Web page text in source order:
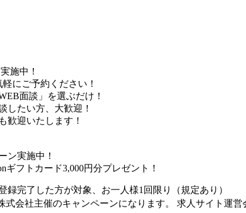
施中！
にご予約ください！
面談」を選ぶだけ！
したい方、大歓迎！
歓迎いたします！
ン実施中！
ギフトカード3,000円分プレゼント！
完了した方が対象、お一人様1回限り（規定あり）
会社主催のキャンペーンになります。 求人サイト運営